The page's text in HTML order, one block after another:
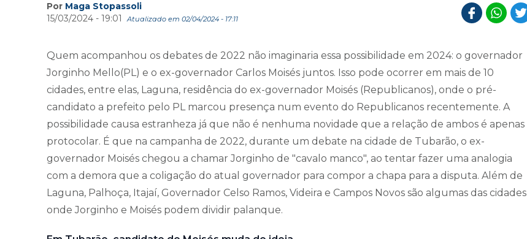
Por Maga Stopassoli
15/03/2024 - 19:01
Atualizado em 02/04/2024 - 17:11
Quem acompanhou os debates de 2022 não imaginaria essa possibilidade em 2024: o governador
Jorginho Mello(PL) e o ex-governador Carlos Moisés juntos. Isso pode ocorrer em mais de 10
cidades, entre elas, Laguna, residência do ex-governador Moisés (Republicanos), onde o pré-
candidato a prefeito pelo PL marcou presença num evento do Republicanos recentemente. A
possibilidade causa estranheza já que não é nenhuma novidade que a relação de ambos é apenas
protocolar. É que na campanha de 2022, durante um debate na cidade de Tubarão, o ex-
governador Moisés chegou a chamar Jorginho de "cavalo manco", ao tentar fazer uma analogia
com a demora que a coligação do atual governador para compor a chapa para a disputa. Além de
Laguna, Palhoça, Itajaí, Governador Celso Ramos, Videira e Campos Novos são algumas das cidades
onde Jorginho e Moisés podem dividir palanque.